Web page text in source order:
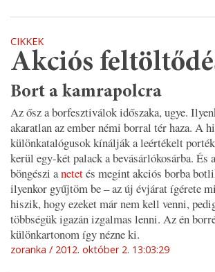
CIKKEK
Akciós
Bort a kamrapolcra
Az ősz a borfesztiválok időszaka, ugye.
akaratlan az ember némi borral tér haza. A
különkatalógusok kínálják a leértékelt
kerül egy-két palack a bevásárlókosárba. És
böngészi anetetés megint akciós borba
ilyenkor gyűjtöm be – az új évjárat ígérete
hiszik, hogy ezeket már nem kell venni,
többségük igazán izgalmas lenni. Az én
különkartonom így nézne ki.
zoranka 2012. október 2. 13:03:29